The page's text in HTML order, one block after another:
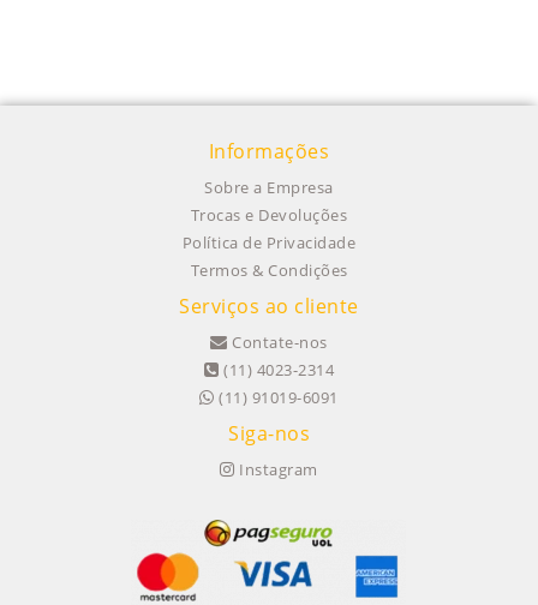
Informações
Sobre a Empresa
Trocas e Devoluções
Política de Privacidade
Termos & Condições
Serviços ao cliente
Contate-nos
(11) 4023-2314
(11) 91019-6091
Siga-nos
Instagram